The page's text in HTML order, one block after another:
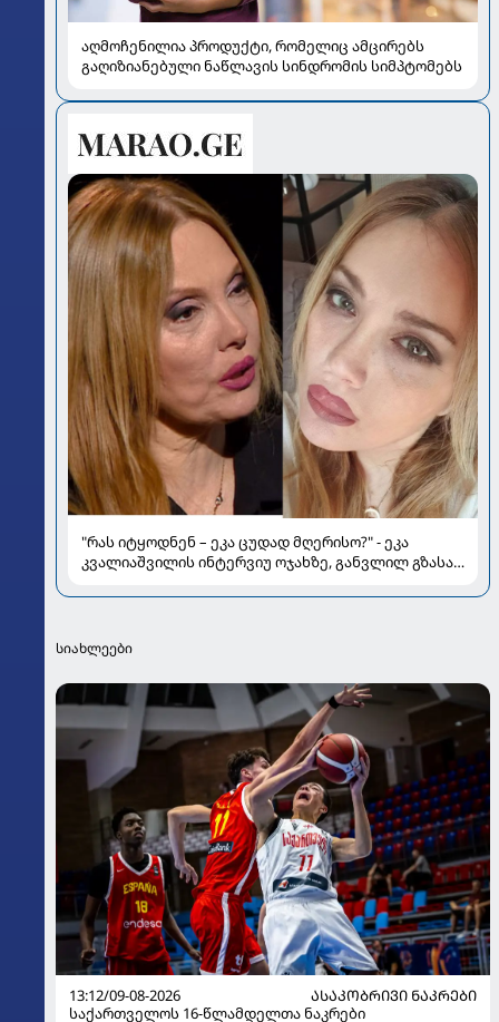
აღმოჩენილია პროდუქტი, რომელიც ამცირებს
გაღიზიანებული ნაწლავის სინდრომის სიმპტომებს
"რას იტყოდნენ – ეკა ცუდად მღერისო?" - ეკა
კვალიაშვილის ინტერვიუ ოჯახზე, განვლილ გზასა
სიახლეები
13:12/09-08-2026
ᲐᲡᲐᲙᲝᲑᲠᲘᲕᲘ ᲜᲐᲙᲠᲔᲑᲘ
საქართველოს 16-წლამდელთა ნაკრები